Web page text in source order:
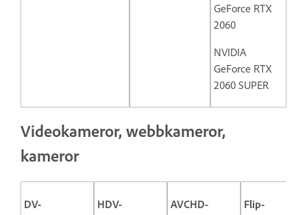
GeForce RTX
2060
NVIDIA
GeForce RTX
2060 SUPER
Videokameror, webbkameror,
kameror
DV-
HDV-
AVCHD-
Flip-